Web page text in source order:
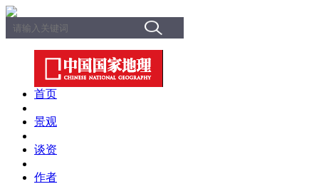
首页
景观
谈资
作者